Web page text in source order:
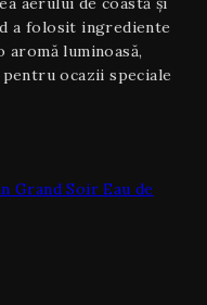
a folosit ingrediente
luminoasă,
ocazii speciale